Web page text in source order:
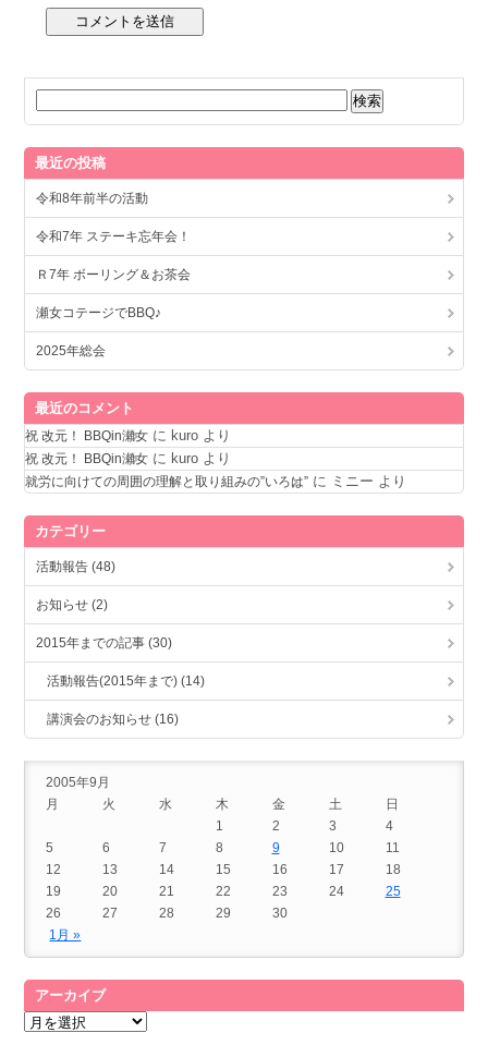
最近の投稿
令和8年前半の活動
令和7年 ステーキ忘年会！
Ｒ7年 ボーリング＆お茶会
瀬女コテージでBBQ♪
2025年総会
最近のコメント
祝 改元！ BBQin瀬女 に kuro より
祝 改元！ BBQin瀬女 に kuro より
就労に向けての周囲の理解と取り組みの”いろは” に ミニー より
カテゴリー
活動報告 (48)
お知らせ (2)
2015年までの記事 (30)
活動報告(2015年まで) (14)
講演会のお知らせ (16)
2005年9月
月
火 水 木 金 土
日
1
2 3
4
5
6 7 8 9 10
11
12
13 14 15 16 17
18
19
20 21 22 23 24
25
26
27 28 29
30
1月 »
アーカイブ
ア